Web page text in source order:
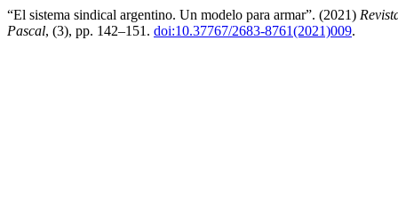
“El sistema sindical argentino. Un modelo para armar”. (2021)
Pascal, (3), pp. 142–151. doi:10.37767/2683-8761(2021)009.